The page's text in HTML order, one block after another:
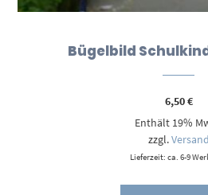
Bügelbild
6,50€
Enthält 19%
zzgl.Versand
Lieferzeit: ca. 6-9